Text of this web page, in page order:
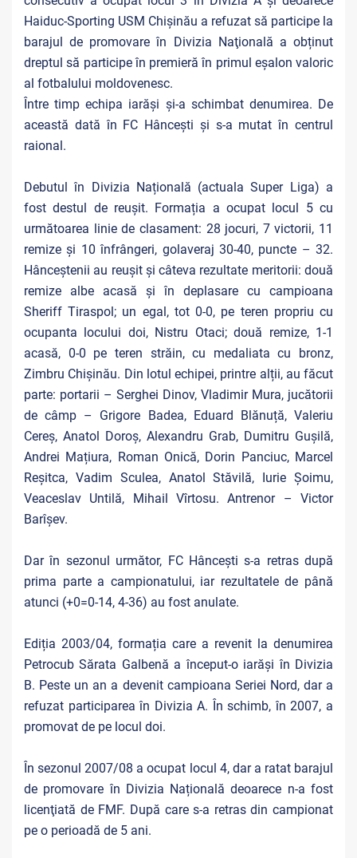
Haiduc-Sporting USM Chișinău a refuzat să participe la
barajul de promovare în Divizia Naţională a obținut
dreptul să participe în premieră în primul eșalon valoric
al fotbalului moldovenesc.
Între timp echipa iarăși și-a schimbat denumirea. De
această dată în FC Hânceşti şi s-a mutat în centrul
raional.
Debutul în Divizia Națională (actuala Super Liga) a
fost destul de reușit. Formația a ocupat locul 5 cu
următoarea linie de clasament: 28 jocuri, 7 victorii, 11
remize și 10 înfrângeri, golaveraj 30-40, puncte – 32.
Hânceștenii au reușit și câteva rezultate meritorii: două
remize albe acasă și în deplasare cu campioana
Sheriff Tiraspol; un egal, tot 0-0, pe teren propriu cu
ocupanta locului doi, Nistru Otaci; două remize, 1-1
acasă, 0-0 pe teren străin, cu medaliata cu bronz,
Zimbru Chișinău. Din lotul echipei, printre alții, au făcut
parte: portarii – Serghei Dinov, Vladimir Mura, jucătorii
de câmp – Grigore Badea, Eduard Blănuță, Valeriu
Cereș, Anatol Doroș, Alexandru Grab, Dumitru Gușilă,
Andrei Mațiura, Roman Onică, Dorin Panciuc, Marcel
Reșitca, Vadim Sculea, Anatol Stăvilă, Iurie Șoimu,
Veaceslav Untilă, Mihail Vîrtosu. Antrenor – Victor
Barîșev.
Dar în sezonul următor, FC Hânceşti s-a retras după
prima parte a campionatului, iar rezultatele de până
atunci (+0=0-14, 4-36) au fost anulate.
Ediția 2003/04, formația care a revenit la denumirea
Petrocub Sărata Galbenă a început-o iarăși în Divizia
B. Peste un an a devenit campioana Seriei Nord, dar a
refuzat participarea în Divizia A. În schimb, în 2007, a
promovat de pe locul doi.
În sezonul 2007/08 a ocupat locul 4, dar a ratat barajul
de promovare în Divizia Națională deoarece n-a fost
licenţiată de FMF. După care s-a retras din campionat
pe o perioadă de 5 ani.